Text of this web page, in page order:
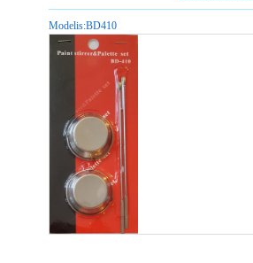
Modelis:BD410